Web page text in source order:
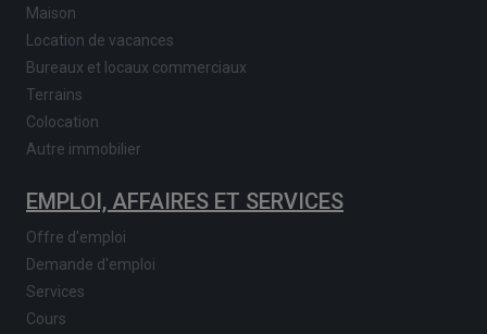
Maison
Location de vacances
Bureaux et locaux commerciaux
Terrains
Colocation
Autre immobilier
EMPLOI, AFFAIRES ET SERVICES
Offre d'emploi
Demande d'emploi
Services
Cours